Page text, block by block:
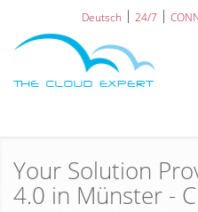
Deutsch 24/7
Your Solution
4.0 in Münster -